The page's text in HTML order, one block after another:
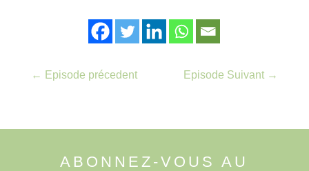
← Episode précedent Episode Suivant →
ABONNEZ-VOUS AU